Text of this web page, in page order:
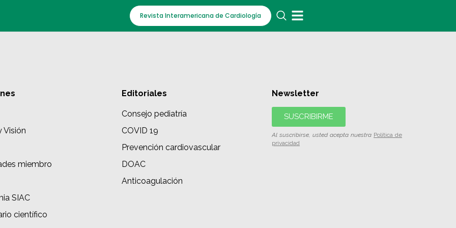
Revista Interamericana de Cardiología
Visión
miembro
SIAC
científico
Editoriales
Consejo pediatría
COVID 19
Prevención cardiovascular
DOAC
Anticoagulación
Newsletter
SUSCRIBIRME
Al suscribirse, usted acepta nuestra Política de
privacidad